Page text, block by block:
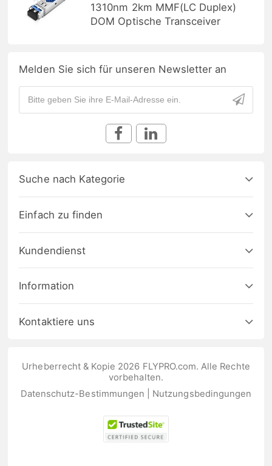
1310nm 2km MMF(LC Duplex)
DOM Optische Transceiver
Melden Sie sich für unseren Newsletter an
Suche nach Kategorie
Einfach zu finden
Kundendienst
Information
Kontaktiere uns
Urheberrecht & Kopie 2026 FLYPRO.com. Alle Rechte
vorbehalten.
Datenschutz-Bestimmungen
Nutzungsbedingungen